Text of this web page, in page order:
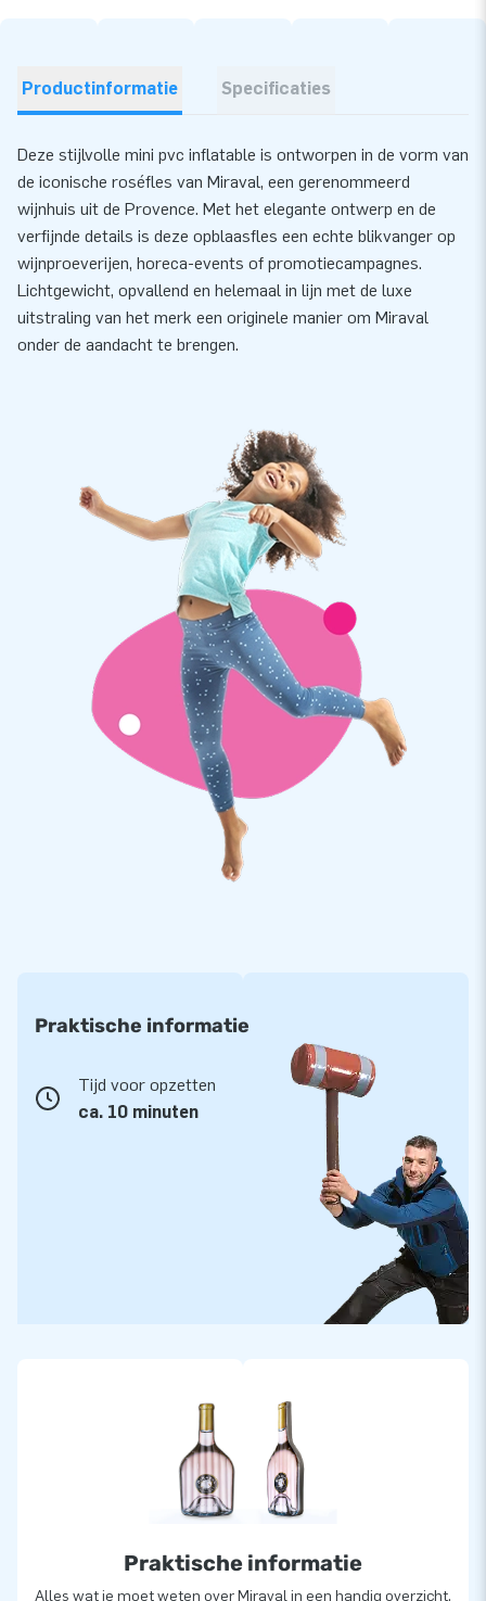
Productinformatie Specificaties
Deze stijlvolle mini pvc inflatable is ontworpen in de vorm van
de iconische roséfles van Miraval, een gerenommeerd
wijnhuis uit de Provence. Met het elegante ontwerp en de
verfijnde details is deze opblaasfles een echte blikvanger op
wijnproeverijen, horeca-events of promotiecampagnes.
Lichtgewicht, opvallend en helemaal in lijn met de luxe
uitstraling van het merk een originele manier om Miraval
onder de aandacht te brengen.
Praktische informatie
Tijd voor opzetten
ca. 10 minuten
Praktische informatie
Alles wat je moet weten over Miraval in een handig overzicht.